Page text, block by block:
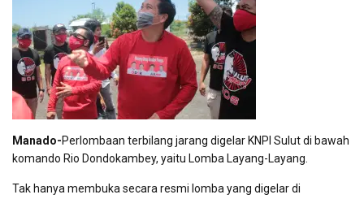
Manado-Perlombaan terbilang jarang digelar KNPI Sulut di bawah
komando Rio Dondokambey, yaitu Lomba Layang-Layang.
Tak hanya membuka secara resmi lomba yang digelar di